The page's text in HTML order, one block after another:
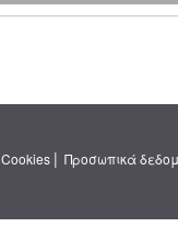
Cookies | Προσωπικά